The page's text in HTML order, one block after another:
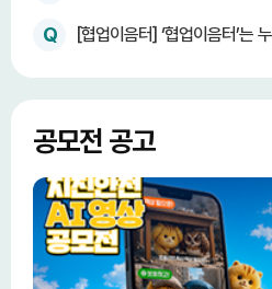
Q [협업이음터] ‘협업이음터’는
공모전 공고